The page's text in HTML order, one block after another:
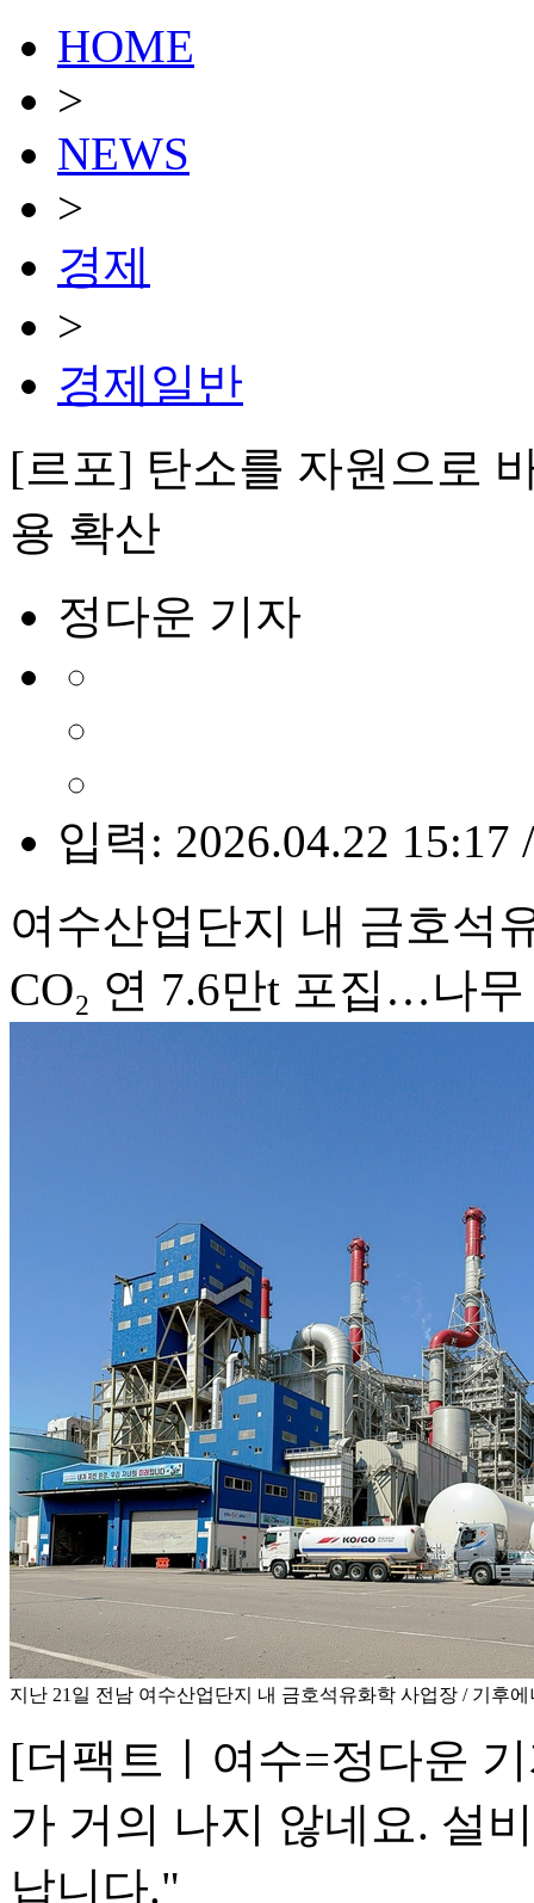
HOME
>
NEWS
>
경제
>
경제일반
[르포] 탄소를 자원으로
용 확산
정다운 기자
입력: 2026.04.22 15:17
여수산업단지 내 금호석
CO₂ 연 7.6만t 포집…나
지난 21일 전남 여수산업단지 내 금호석유화학 사업장 / 기후
[더팩트ㅣ여수=정다운
가 거의 나지 않네요. 설
납니다."